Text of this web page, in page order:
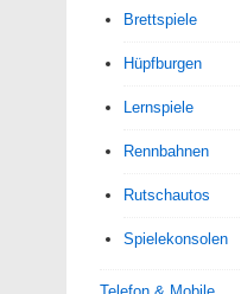
Brettspiele
Hüpfburgen
Lernspiele
Rennbahnen
Rutschautos
Spielekonsolen